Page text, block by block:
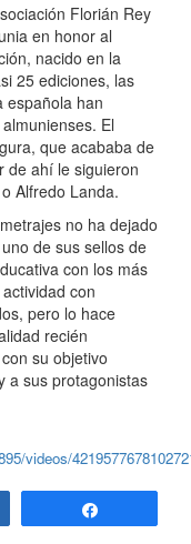
Florián Rey
en honor al
nacido en la
25 ediciones, las
española han
El
que acababa de
de ahí le siguieron
Alfredo Landa.
no ha dejado
de sus sellos de
con los más
con
pero lo hace
recién
su objetivo
a sus protagonistas
videos/